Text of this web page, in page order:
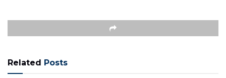
Related Posts